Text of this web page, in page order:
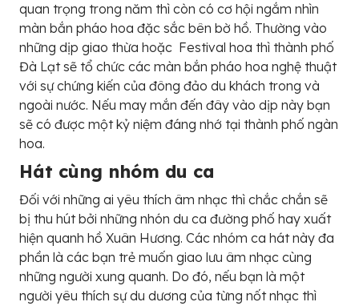
quan trọng trong năm thì còn có cơ hội ngắm nhìn
màn bắn pháo hoa đặc sắc bên bờ hồ. Thường vào
những dịp giao thừa hoặc Festival hoa thì thành phố
Đà Lạt sẽ tổ chức các màn bắn pháo hoa nghệ thuật
với sự chứng kiến của đông đảo du khách trong và
ngoài nước. Nếu may mắn đến đây vào dịp này bạn
sẽ có được một kỷ niệm đáng nhớ tại thành phố ngàn
hoa.
Hát cùng nhóm du ca
Đối với những ai yêu thích âm nhạc thì chắc chắn sẽ
bị thu hút bởi những nhón du ca đường phố hay xuất
hiện quanh hồ Xuân Hương. Các nhóm ca hát này đa
phần là các bạn trẻ muốn giao lưu âm nhạc cùng
những người xung quanh. Do đó, nếu bạn là một
người yêu thích sự du dương của từng nốt nhạc thì